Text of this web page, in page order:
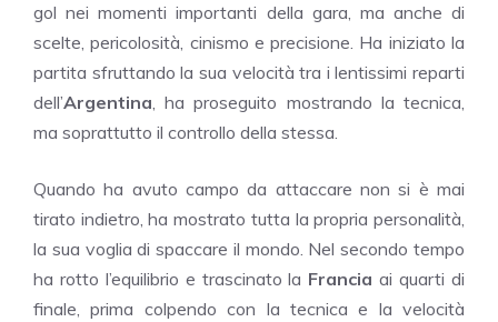
gol nei momenti importanti della gara, ma anche di
scelte, pericolosità, cinismo e precisione. Ha iniziato la
partita sfruttando la sua velocità tra i lentissimi reparti
dell’Argentina, ha proseguito mostrando la tecnica,
ma soprattutto il controllo della stessa.
Quando ha avuto campo da attaccare non si è mai
tirato indietro, ha mostrato tutta la propria personalità,
la sua voglia di spaccare il mondo. Nel secondo tempo
ha rotto l’equilibrio e trascinato la Francia ai quarti di
finale, prima colpendo con la tecnica e la velocità